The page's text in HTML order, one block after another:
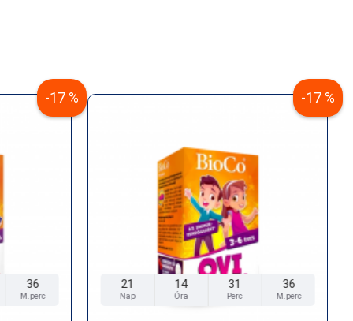
-17 %
35
M.perc
-17 %
21
Nap
14
Óra
31
Perc
35
M.perc